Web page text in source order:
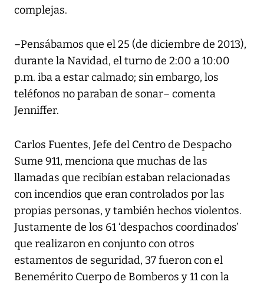
complejas.
–Pensábamos que el 25 (de diciembre de 2013),
durante la Navidad, el turno de 2:00 a 10:00
p.m. iba a estar calmado; sin embargo, los
teléfonos no paraban de sonar– comenta
Jenniffer.
Carlos Fuentes, Jefe del Centro de Despacho
Sume 911, menciona que muchas de las
llamadas que recibían estaban relacionadas
con incendios que eran controlados por las
propias personas, y también hechos violentos.
Justamente de los 61 ‘despachos coordinados’
que realizaron en conjunto con otros
estamentos de seguridad, 37 fueron con el
Benemérito Cuerpo de Bomberos y 11 con la